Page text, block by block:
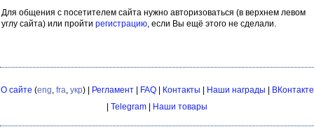
Для общения с посетителем сайта нужно авторизоваться (в верхнем левом
углу сайта) или пройти регистрацию, если Вы ещё этого не сделали.
О сайте (eng, fra, укр) | Регламент| FAQ| Контакты Наши награды
ВКонтакте
Telegram Наши товары